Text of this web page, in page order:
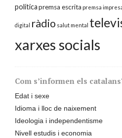
políticapremsa escrita premsa
digital ràdio salut mental
xarxes socials
Com s’informen els
Edat i sexe
Idioma i lloc de naixement
Ideologia i independentisme
Nivell estudis i economia